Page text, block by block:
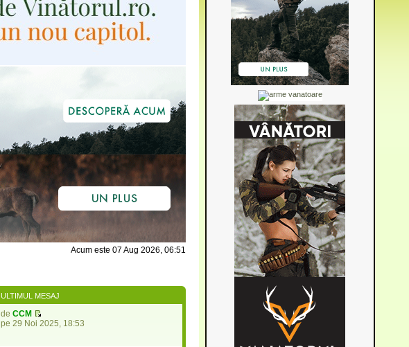
Acum este 07 Aug 2026, 06:51
ULTIMUL MESAJ
de CCM
pe 29 Noi 2025, 18:53